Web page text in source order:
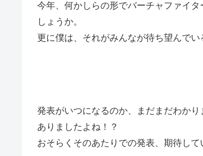
今年、何かしらの形でバーチャファイ
しょうか。
更に僕は、それがみんなが待ち望んで
発表がいつになるのか、まだまだわか
ありましたよね！？
おそらくそのあたりでの発表、期待して